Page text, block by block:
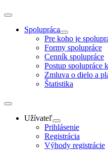
Spolupráca
Pre koho je
Formy spolupráce
Cenník spolupráce
Postup spolupráce
Zmluva o dielo a
Štatistika
Užívateľ
Prihlásenie
Registrácia
Výhody registrácie